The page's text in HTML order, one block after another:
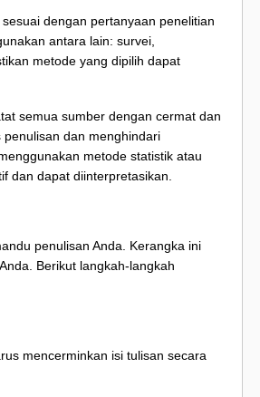
dengan pertanyaan penelitian
antara lain: survei,
metode yang dipilih dapat
semua sumber dengan cermat dan
dan menghindari
metode statistik atau
dan dapat diinterpretasikan.
penulisan Anda. Kerangka ini
Berikut langkah-langkah
mencerminkan isi tulisan secara